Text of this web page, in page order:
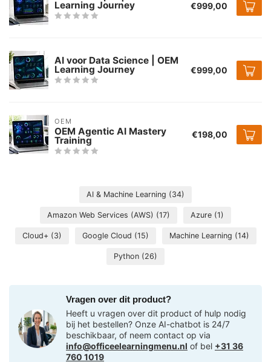
Learning Journey €999,00
AI voor Data Science | OEM
Learning Journey €999,00
OEM
OEM Agentic AI Mastery
Training €198,00
AI & Machine Learning (34)
Amazon Web Services (AWS) (17) Azure (1)
Cloud+ (3) Google Cloud (15) Machine Learning (14)
Python (26)
Vragen over dit product?
Heeft u vragen over dit product of hulp nodig
bij het bestellen? Onze AI-chatbot is 24/7
beschikbaar, of neem contact op via
info@officeelearningmenu.nl of bel +31 36
760 1019